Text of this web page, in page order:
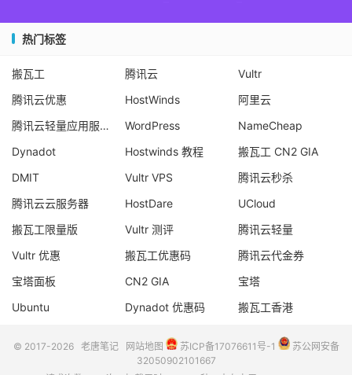
热门标签
搬瓦工 腾讯云
Vultr
腾讯云优惠
HostWinds
阿里云
腾讯云轻量应用服务器
WordPress
NameCheap
Dynadot
Hostwinds 教程
搬瓦工 CN2 GIA
DMIT
Vultr VPS
腾讯云秒杀
腾讯云云服务器
HostDare
UCloud
搬瓦工限量版
Vultr 测评
腾讯云轻量
Vultr 优惠
搬瓦工优惠码
腾讯云代金券
宝塔面板
CN2 GIA
宝塔
Ubuntu
Dynadot 优惠码 搬瓦工香港
© 2017-2026 老唐笔记 网站地图 苏ICP备17076611号-1
苏公网安备
32050902101667